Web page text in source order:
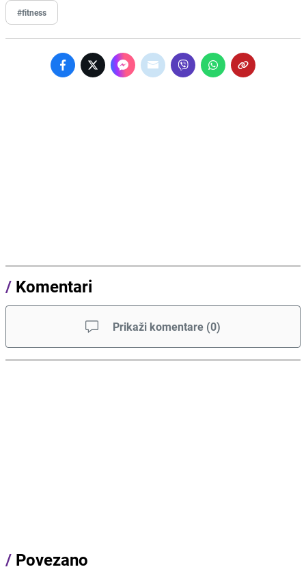
#fitness
/ Komentari
Prikaži komentare (0)
/ Povezano